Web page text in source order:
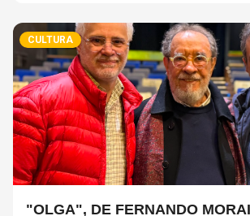
CULTURA
"OLGA", DE FERNANDO